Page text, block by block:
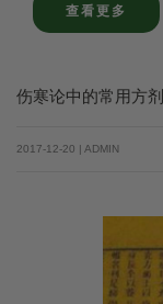
查看更多
伤寒论中的常用方剂
2017-12-20 | ADMIN